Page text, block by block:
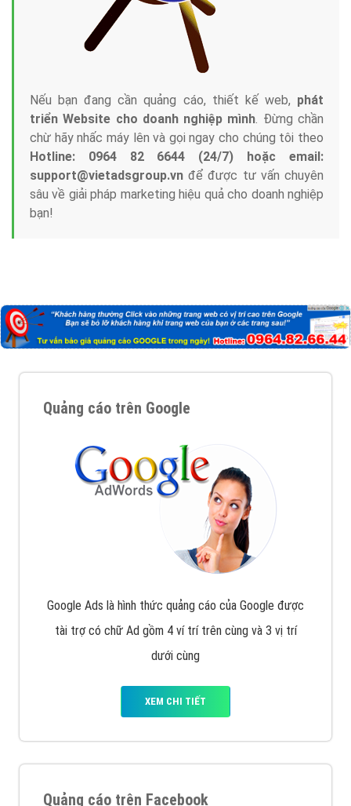
Nếu bạn đang cần quảng cáo, thiết kế web, phát
triển Website cho doanh nghiệp mình. Đừng chần
chừ hãy nhấc máy lên và gọi ngay cho chúng tôi theo
Hotline: 0964 82 6644 (24/7) hoặc email:
support@vietadsgroup.vn để được tư vấn chuyên
sâu về giải pháp marketing hiệu quả cho doanh nghiệp
bạn!
Quảng cáo trên Google
Google Ads là hình thức quảng cáo của Google được
tài trợ có chữ Ad gồm 4 ví trí trên cùng và 3 vị trí
dưới cùng
XEM CHI TIẾT
Quảng cáo trên Facebook